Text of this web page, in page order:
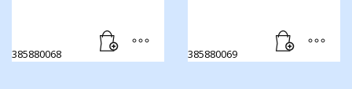
385880068 385880069